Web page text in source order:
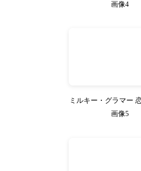
画像4
ミルキー・グラマー
画像5